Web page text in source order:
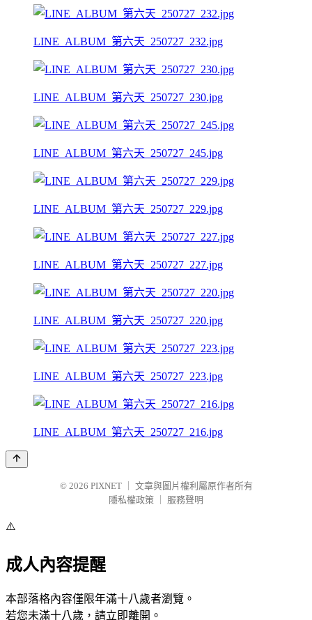
LINE_ALBUM_第六天_250727_232.jpg
LINE_ALBUM_第六天_250727_230.jpg
LINE_ALBUM_第六天_250727_245.jpg
LINE_ALBUM_第六天_250727_229.jpg
LINE_ALBUM_第六天_250727_227.jpg
LINE_ALBUM_第六天_250727_220.jpg
LINE_ALBUM_第六天_250727_223.jpg
LINE_ALBUM_第六天_250727_216.jpg
© 2026 PIXNET
文章與圖片權利屬原作者所有
隱私權政策
服務聲明
⚠️
成人內容提醒
本部落格內容僅限年滿十八歲者瀏覽。
若您未滿十八歲，請立即離開。